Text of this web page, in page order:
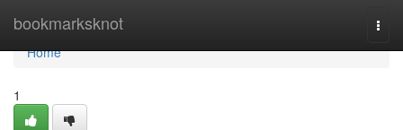
bookmarksknot
Home
Home
1